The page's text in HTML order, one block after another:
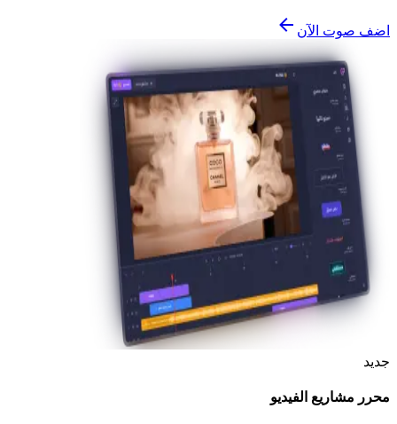
اضف صوت الآن
جديد
محرر مشاريع الفيديو